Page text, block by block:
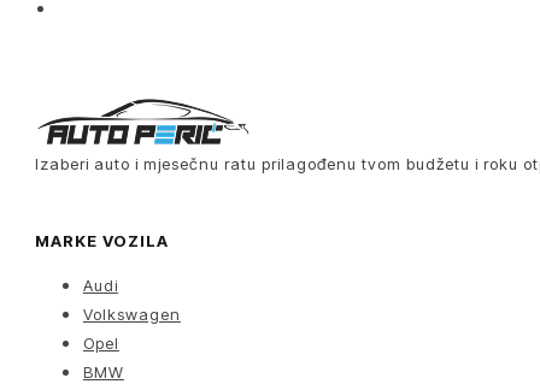
Izaberi auto i mjesečnu ratu prilagođenu tvom budžetu i roku
MARKE VOZILA
Audi
Volkswagen
Opel
BMW